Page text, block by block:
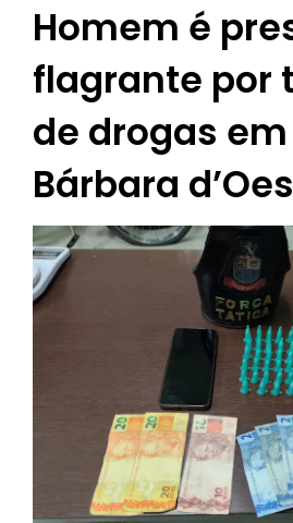
Homem é
flagrante por
de drogas
Bárbara